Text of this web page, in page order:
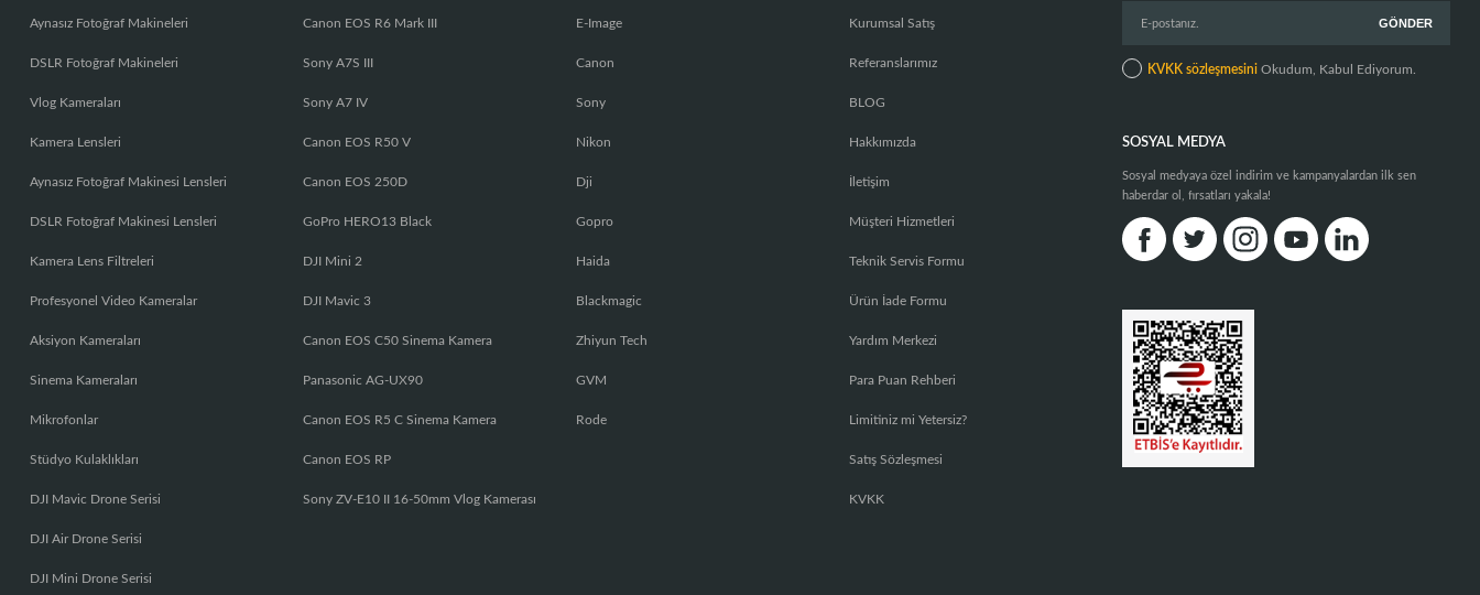
Aynasız Fotoğraf Makineleri
DSLR Fotoğraf Makineleri
Vlog Kameraları
Kamera Lensleri
Aynasız Fotoğraf Makinesi Lensleri
DSLR Fotoğraf Makinesi Lensleri
Kamera Lens Filtreleri
Profesyonel Video Kameralar
Aksiyon Kameraları
Sinema Kameraları
Mikrofonlar
Stüdyo Kulaklıkları
DJI Mavic Drone Serisi
DJI Air Drone Serisi
DJI Mini Drone Serisi
Canon EOS R6 Mark III
Sony A7S III
Sony A7 IV
Canon EOS R50 V
Canon EOS 250D
GoPro HERO13 Black
DJI Mini 2
DJI Mavic 3
Canon EOS C50 Sinema Kamera
Panasonic AG-UX90
Canon EOS R5 C Sinema Kamera
Canon EOS RP
Sony ZV-E10 II 16-50mm Vlog Kamerası
E-Image
Canon
Sony
Nikon
Dji
Gopro
Haida
Blackmagic
Zhiyun Tech
GVM
Rode
Kurumsal Satış
Referanslarımız
BLOG
Hakkımızda
İletişim
Müşteri Hizmetleri
Teknik Servis Formu
Ürün İade Formu
Yardım Merkezi
Para Puan Rehberi
Limitiniz mi Yetersiz?
Satış Sözleşmesi
KVKK
KVKK sözleşmesini Okudum, Kabul Ediyorum.
SOSYAL MEDYA
Sosyal medyaya özel indirim ve kampanyalardan ilk sen
haberdar ol, fırsatları yakala!